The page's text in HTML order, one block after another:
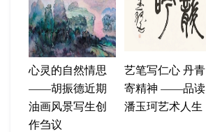
心灵的自然情思
——胡振德近期
油画风景写生创
作刍议
艺笔写仁心 丹青
寄精神 ——品读
潘玉珂艺术人生